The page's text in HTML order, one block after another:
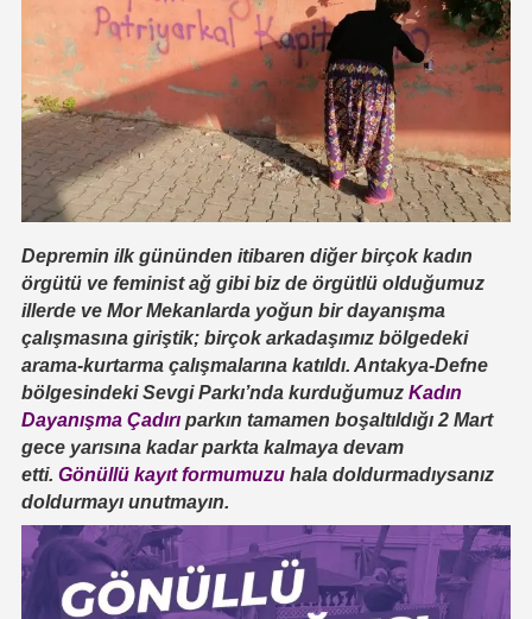
Depremin ilk gününden itibaren diğer birçok kadın
örgütü ve feminist ağ gibi biz de örgütlü olduğumuz
illerde ve Mor Mekanlarda yoğun bir dayanışma
çalışmasına giriştik; birçok arkadaşımız bölgedeki
arama-kurtarma çalışmalarına katıldı. Antakya-Defne
bölgesindeki Sevgi Parkı’nda kurduğumuz Kadın
Dayanışma Çadırıparkın tamamen boşaltıldığı 2 Mart
gece yarısına kadar parkta kalmaya devam
etti. Gönüllü kayıt formumuzuhala doldurmadıysanız
doldurmayı unutmayın.